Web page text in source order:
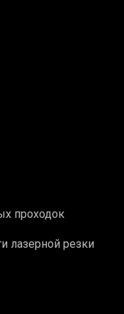
проходок
лазерной резки